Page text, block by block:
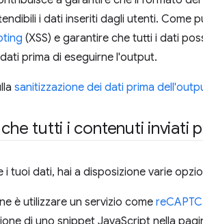
i dati inseriti dagli utenti. Come
(XSS) e garantire che tutti i dati
prima di eseguirne l'output.
sanitizzazione dei dati prima
tutti i contenuti inviati
i tuoi dati, hai a disposizione varie
è utilizzare un servizio come
di uno snippet JavaScript nella